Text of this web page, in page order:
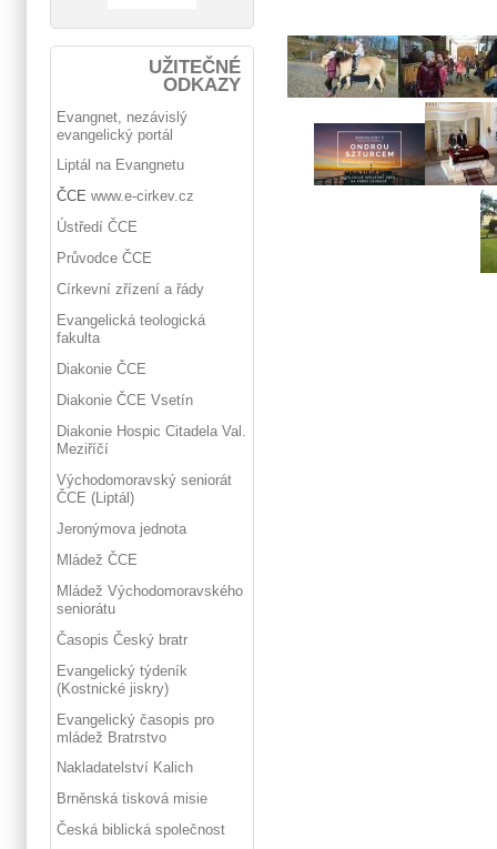
UŽITEČNÉ
ODKAZY
Evangnet, nezávislý
evangelický portál
Liptál na Evangnetu
ČCE www.e-cirkev.cz
Ústředí ČCE
Průvodce ČCE
Církevní zřízení a řády
Evangelická teologická
fakulta
Diakonie ČCE
Diakonie ČCE Vsetín
Diakonie Hospic Citadela Val.
Meziříčí
Východomoravský seniorát
ČCE (Liptál)
Jeronýmova jednota
Mládež ČCE
Mládež Východomoravského
seniorátu
Časopis Český bratr
Evangelický týdeník
(Kostnické jiskry)
Evangelický časopis pro
mládež Bratrstvo
Nakladatelství Kalich
Brněnská tisková misie
Česká biblická společnost